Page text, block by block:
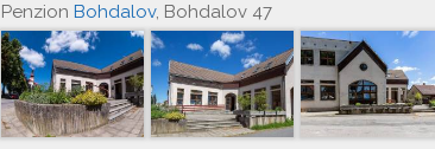
Penzion Bohdalov, Bohdalov 47